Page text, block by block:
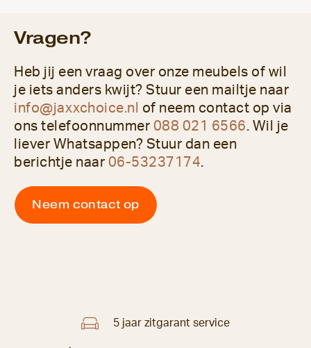
Vragen?
Heb jij een vraag over onze meubels of wil
je iets anders kwijt? Stuur een mailtje naar
info@jaxxchoice.nl
of neem contact op via
ons telefoonnummer 088 021 6566. Wil je
liever Whatsappen? Stuur dan een
berichtje naar 06-53237174.
Neem contact op
5 jaar zitgarant service